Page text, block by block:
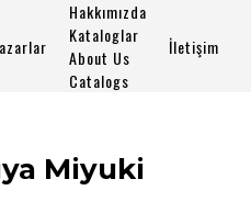
Hakkımızda
Kataloglar
About Us
Catalogs
İletişim
Miyuki